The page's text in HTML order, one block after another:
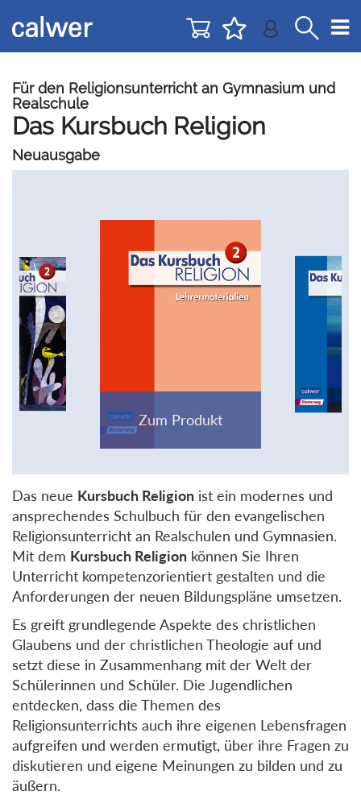
zur
Navigation
zum
Inhalt
Für den Religionsunterricht an Gymnasium und
Realschule
Das Kursbuch Religion
Neuausgabe
Das neue Kursbuch Religion ist ein modernes und
ansprechendes Schulbuch für den evangelischen
Religionsunterricht an Realschulen und Gymnasien.
Mit dem Kursbuch Religion können Sie Ihren
Unterricht kompetenzorientiert gestalten und die
Anforderungen der neuen Bildungspläne umsetzen.
Es greift grundlegende Aspekte des christlichen
Glaubens und der christlichen Theologie auf und
setzt diese in Zusammenhang mit der Welt der
Schülerinnen und Schüler. Die Jugendlichen
entdecken, dass die Themen des
Religionsunterrichts auch ihre eigenen Lebensfragen
aufgreifen und werden ermutigt, über ihre Fragen zu
diskutieren und eigene Meinungen zu bilden und zu
äußern.